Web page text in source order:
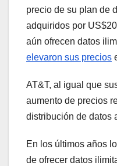
precio de su plan de
adquiridos por
aún ofrecen datos
elevaron sus precios
AT&T, al igual que
aumento de precios
distribución de datos
En los últimos años
de ofrecer datos